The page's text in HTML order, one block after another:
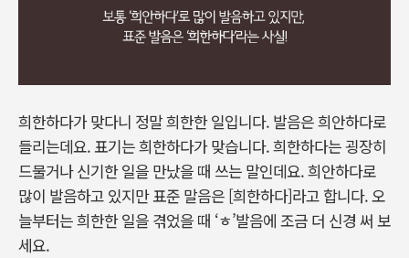
희한하다가 맞다니 정말 희한한 일입니다. 발음은 희안하다로
들리는데요. 표기는 희한하다가 맞습니다. 희한하다는 굉장히
드물거나 신기한 일을 만났을 때 쓰는 말인데요. 희안하다로
많이 발음하고 있지만 표준 말음은 [희한하다]라고 합니다. 오
늘부터는 희한한 일을 겪었을 때 ‘ㅎ’발음에 조금 더 신경 써 보
세요.